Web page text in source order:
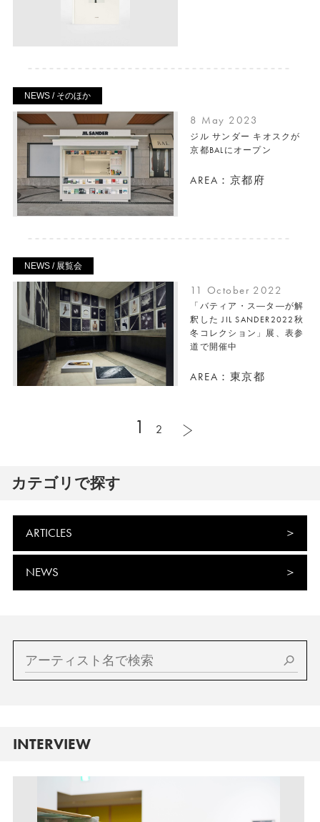
NEWS / そのほか
8 May 2023
ジル サンダー キオスクが
京都BALにオープン
AREA：京都府
NEWS / 展覧会
11 October 2022
「バティア・ス―タ―が解
釈した JIL SANDER2022秋
冬コレクション」展、表参
道で開催中
AREA：東京都
1 2
カテゴリで探す
ARTICLES
NEWS
INTERVIEW